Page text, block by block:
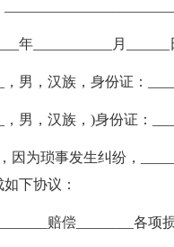
年___________月
男，汉族，身份证：
男，汉族，)身份证：
因为琐事发生纠纷，
下协议：
赔偿________各项